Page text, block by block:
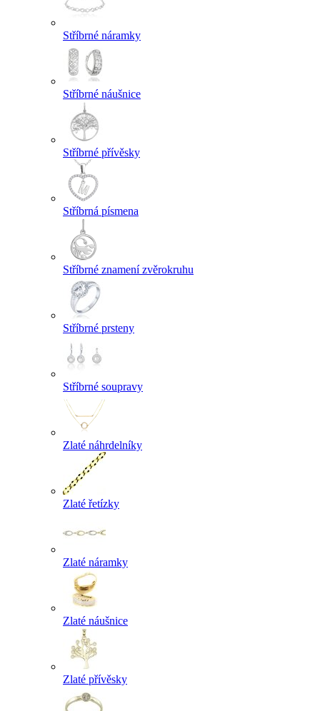
Stříbrné náramky
Stříbrné náušnice
Stříbrné přívěsky
Stříbrná písmena
Stříbrné znamení zvěrokruhu
Stříbrné prsteny
Stříbrné soupravy
Zlaté náhrdelníky
Zlaté řetízky
Zlaté náramky
Zlaté náušnice
Zlaté přívěsky